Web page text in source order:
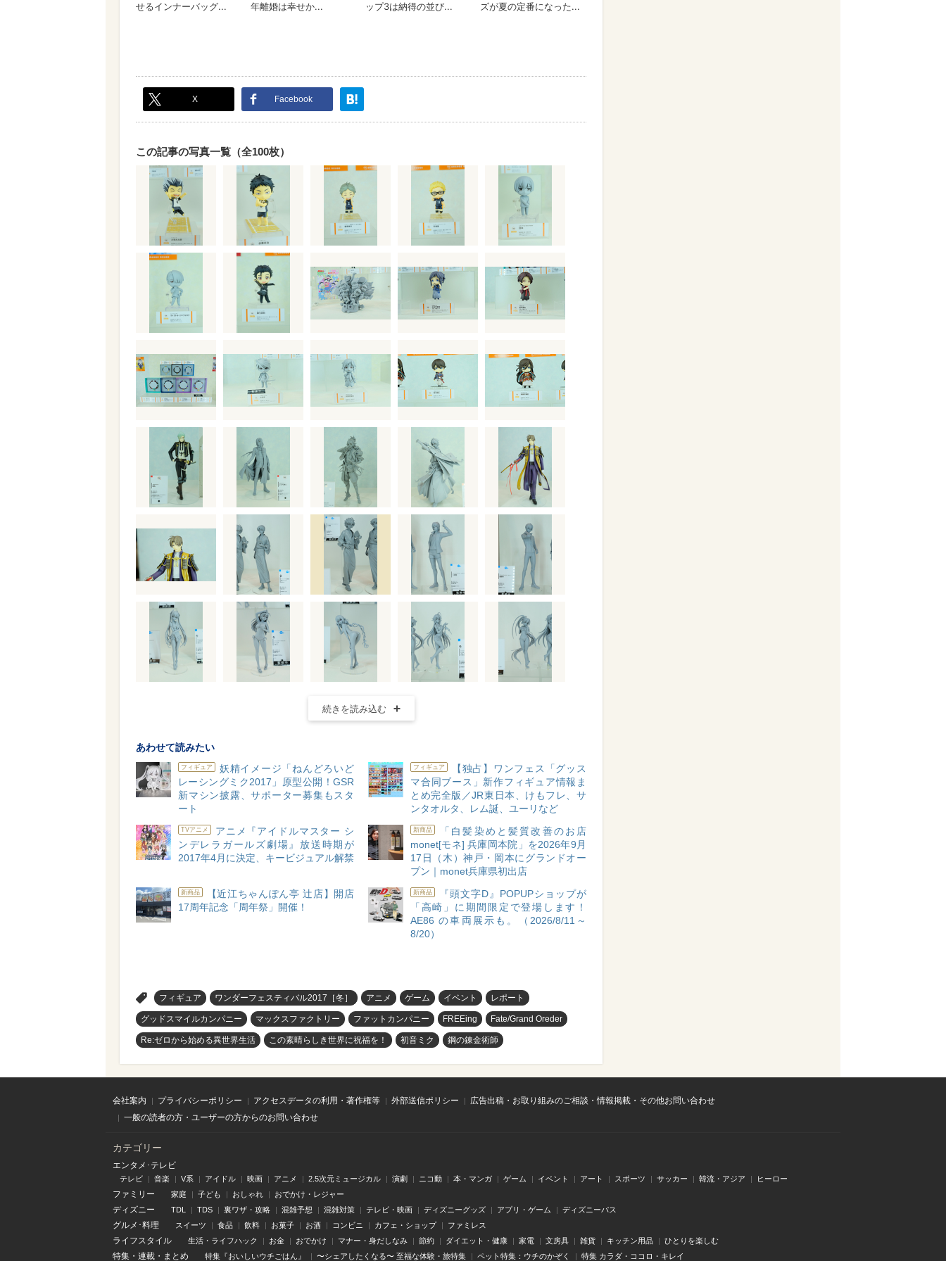
X Facebook
この記事の写真一覧（全100枚）
続きを読み込む
あわせて読みたい
フィギュア
妖精イメージ「ねんどろいど
レーシングミク2017」原型公開！GSR
新マシン披露、サポーター募集もスタ
ート
フィギュア
【独占】ワンフェス「グッス
マ合同ブース」新作フィギュア情報ま
とめ完全版／JR東日本、けもフレ、サ
ンタオルタ、レム誕、ユーリなど
TVアニメ
アニメ『アイドルマスター シ
ンデレラガールズ劇場』放送時期が
2017年4月に決定、キービジュアル解禁
新商品
「白髪染めと髪質改善のお店
monet[モネ] 兵庫岡本院」を2026年9月
17日（木）神戸・岡本にグランドオー
プン｜monet兵庫県初出店
新商品
【近江ちゃんぽん亭 辻店】開店
17周年記念「周年祭」開催！
新商品
『頭文字D』POPUPショップが
「高崎」に期間限定で登場します！
AE86 の車両展示も。（2026/8/11～
8/20）
フィギュア ワンダーフェスティバル2017［冬］ アニメ ゲーム イベント レポート
グッドスマイルカンパニー マックスファクトリー ファットカンパニー FREEing Fate/Grand Oreder
Re:ゼロから始める異世界生活 この素晴らしき世界に祝福を！ 初音ミク 鋼の錬金術師
会社案内 プライバシーポリシー アクセスデータの利用・著作権等 外部送信ポリシー
広告出稿・お取り組みのご相談・情報掲載・その他お問い合わせ
一般の読者の方・ユーザーの方からのお問い合わせ
カテゴリー
エンタメ･テレビ
テレビ 音楽 V系 アイドル 映画 アニメ 2.5次元ミュージカル 演劇 ニコ動 本・マンガ ゲーム イベント アート スポーツ サッカー 韓流・アジア ヒーロー
ファミリー 家庭 子ども おしゃれ おでかけ・レジャー
ディズニー TDL TDS 裏ワザ・攻略 混雑予想 混雑対策 テレビ・映画 ディズニーグッズ アプリ・ゲーム ディズニーパス
グルメ･料理 スイーツ 食品 飲料 お菓子 お酒 コンビニ カフェ・ショップ ファミレス
ライフスタイル 生活・ライフハック お金 おでかけ マナー・身だしなみ 節約 ダイエット・健康 家電 文房具 雑貨 キッチン用品 ひとりを楽しむ
特集 ・ 連載 ・ まとめ 特集『おいしいウチごはん』 〜シェアしたくなる〜 至福な体験・旅特集 ペット特集：ウチのかぞく 特集 カラダ・ココロ・キレイ